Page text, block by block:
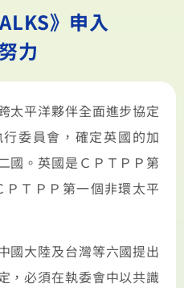
》申入
力
平洋夥伴全面進步協定
行委員會，確定英國的加
國。英國是ＣＰＴＰＰ第
ＴＰＰ第一個非環太平
大陸及台灣等六國提出
，必須在執委會中以共識